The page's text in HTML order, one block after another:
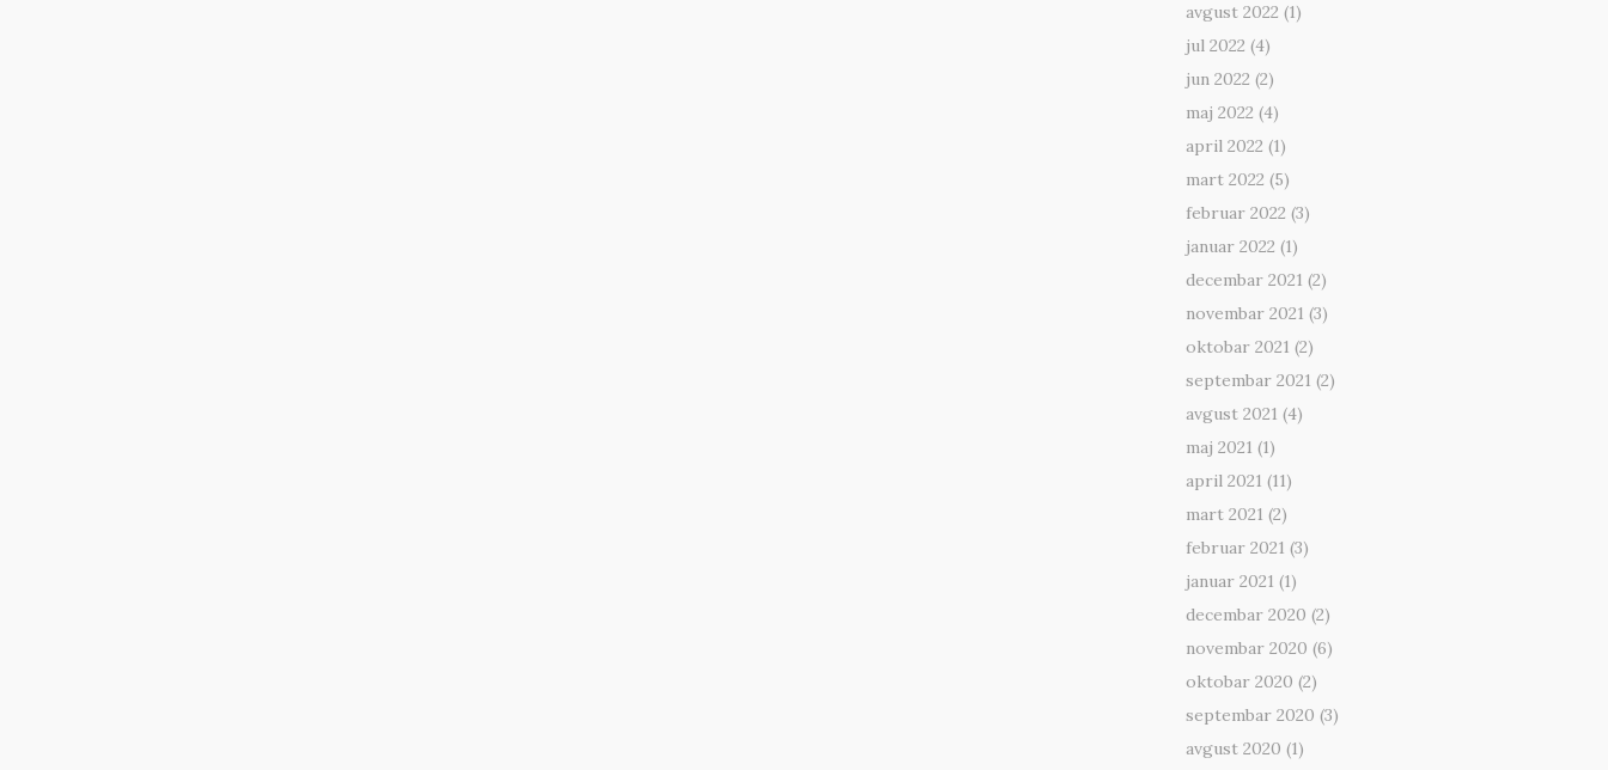
avgust 2022 (1)
jul 2022 (4)
jun 2022 (2)
maj 2022 (4)
april 2022 (1)
mart 2022 (5)
februar 2022 (3)
januar 2022 (1)
decembar 2021 (2)
novembar 2021 (3)
oktobar 2021 (2)
septembar 2021 (2)
avgust 2021 (4)
maj 2021 (1)
april 2021 (11)
mart 2021 (2)
februar 2021 (3)
januar 2021 (1)
decembar 2020 (2)
novembar 2020 (6)
oktobar 2020 (2)
septembar 2020 (3)
avgust 2020 (1)